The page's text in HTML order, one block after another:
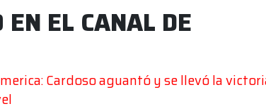
EL CANAL DE
Cardoso aguantó y se llevó la